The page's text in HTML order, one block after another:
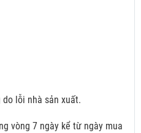
lỗi nhà sản xuất.
vòng 7 ngày kể từ ngày mua